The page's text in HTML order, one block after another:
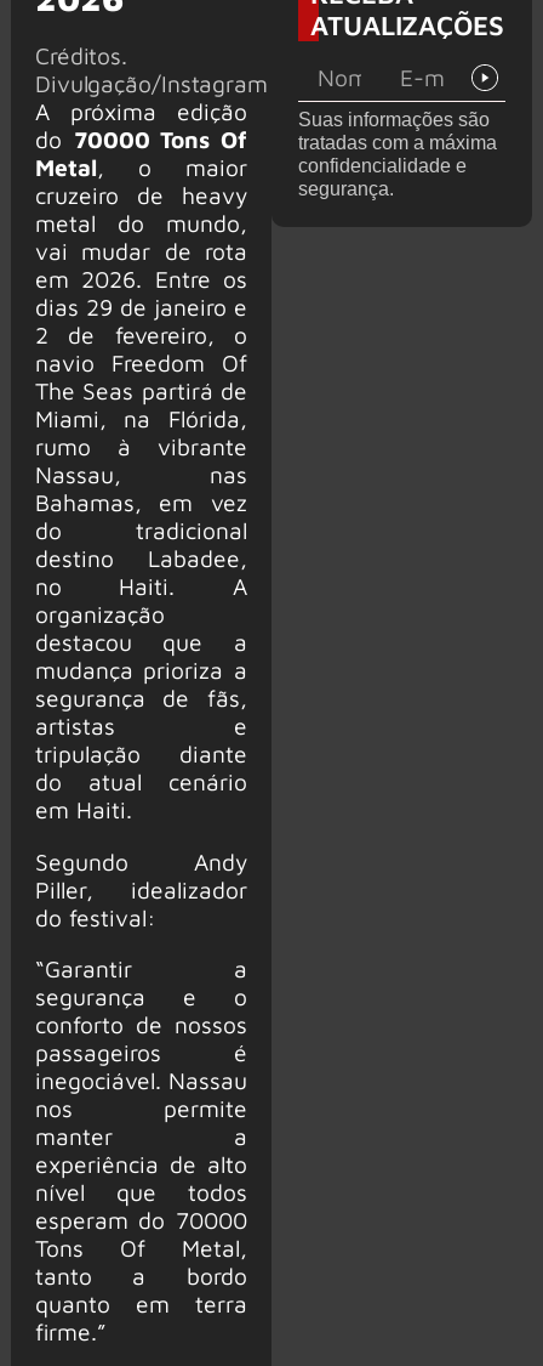
Créditos.
Divulgação/Instagram
A próxima edição
do 70000 Tons Of
Metal, o maior
cruzeiro de heavy
metal do mundo,
vai mudar de rota
em 2026. Entre os
dias 29 de janeiro e
2 de fevereiro, o
navio Freedom Of
The Seas partirá de
Miami, na Flórida,
rumo à vibrante
Nassau, nas
Bahamas, em vez
do tradicional
destino Labadee,
no Haiti. A
organização
destacou que a
mudança prioriza a
segurança de fãs,
artistas e
tripulação diante
do atual cenário
em Haiti.
Segundo Andy
Piller, idealizador
do festival:
“Garantir a
segurança e o
conforto de nossos
passageiros é
inegociável. Nassau
nos permite
manter a
experiência de alto
nível que todos
esperam do 70000
Tons Of Metal,
tanto a bordo
quanto em terra
firme.”
futuro e
levanta
de de
deixar os
palcos
ATUALIZAÇÕES
Suas informações são
tratadas com a máxima
confidencialidade e
segurança.